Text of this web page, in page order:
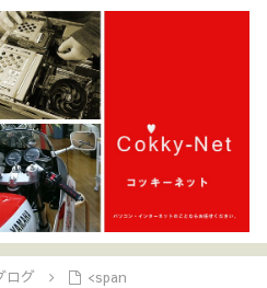
ログ
<span